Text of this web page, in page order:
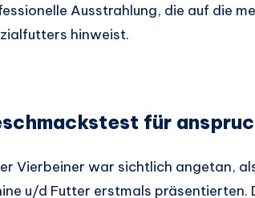
Ausstrahlung, die auf die
hinweist.
für
Vierbeiner war sichtlich angetan,
u/d Futter erstmals